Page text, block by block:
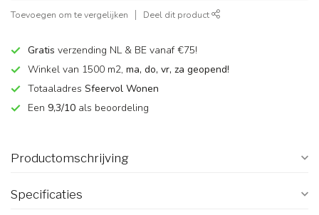
Toevoegen om te vergelijken Deel dit product
Gratis verzending NL & BE vanaf €75!
Winkel van 1500 m2, ma, do, vr, za geopend!
Totaaladres Sfeervol Wonen
Een 9,3/10 als beoordeling
Productomschrijving
Specificaties